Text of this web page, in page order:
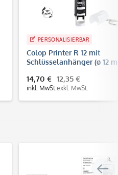
PERSONALISIERBAR
Colop Printer R 12 mit
Schlüsselanhänger (ø 12
14,70 €
inkl. MwSt.
12,35 €
exkl. MwSt.